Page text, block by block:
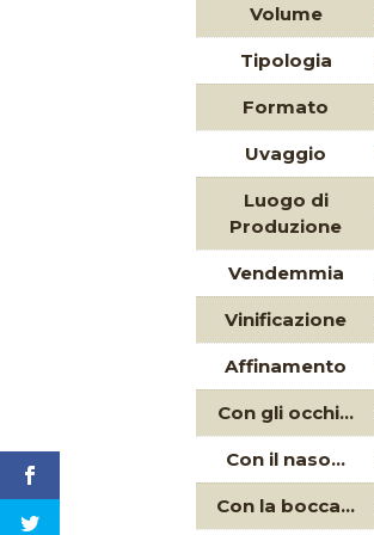
Volume
Tipologia
Formato
Uvaggio
Luogo di
Produzione
Vendemmia
Vinificazione
Affinamento
Con gli occhi...
Con il naso...
Con la bocca...